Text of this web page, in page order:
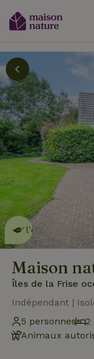
Cette Maison
l'effet en
Maison
Îles de la Frise
Indépendant |
5 personnes
2
Animaux